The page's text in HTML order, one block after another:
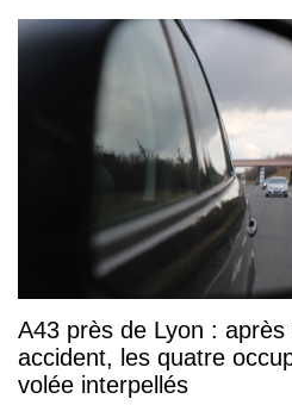
A43 près de Lyon :
accident, les quatre
volée interpellés